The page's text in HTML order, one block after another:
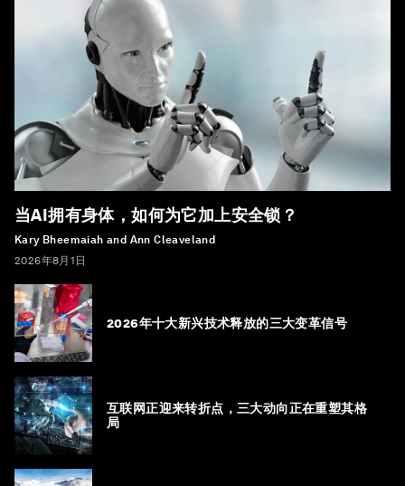
当AI拥有身体，如何为它加上安全锁？
Kary Bheemaiah and Ann Cleaveland
2026年8月1日
2026年十大新兴技术释放的三大变革信号
互联网正迎来转折点，三大动向正在重塑其格
局